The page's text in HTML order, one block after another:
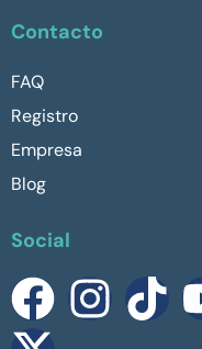
Contacto
FAQ
Registro
Empresa
Blog
Social